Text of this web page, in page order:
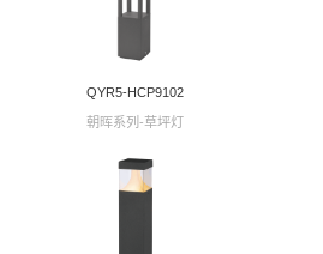
QYR5-HCP9102
朝晖系列-草坪灯